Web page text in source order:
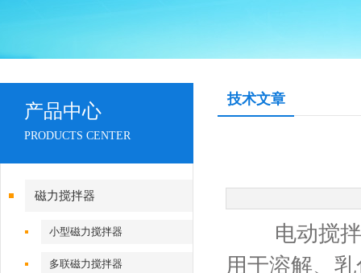
产品中心
PRODUCTS CENTER
磁力搅拌器
小型磁力搅拌器
多联磁力搅拌器
技术文章
电动搅拌器
用于溶解、